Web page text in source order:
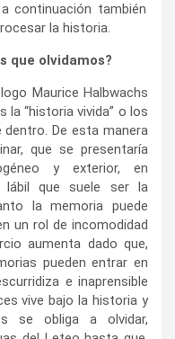
continuación también
la historia.
que olvidamos?
Maurice Halbwachs
la “historia vivida” o los
De esta manera
que se presentaría
y exterior, en
que suele ser la
la memoria puede
un rol de incomodidad
aumenta dado que,
pueden entrar en
e inaprensible
vive bajo la historia y
se obliga a olvidar,